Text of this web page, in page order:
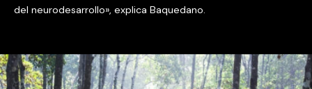
del neurodesarrollo», explica Baquedano.